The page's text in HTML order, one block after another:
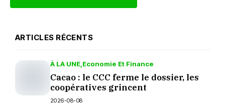
ARTICLES RÉCENTS
À LA UNE Economie Et Finance
Cacao : le CCC ferme le dossier, les
coopératives grincent
2026-08-08